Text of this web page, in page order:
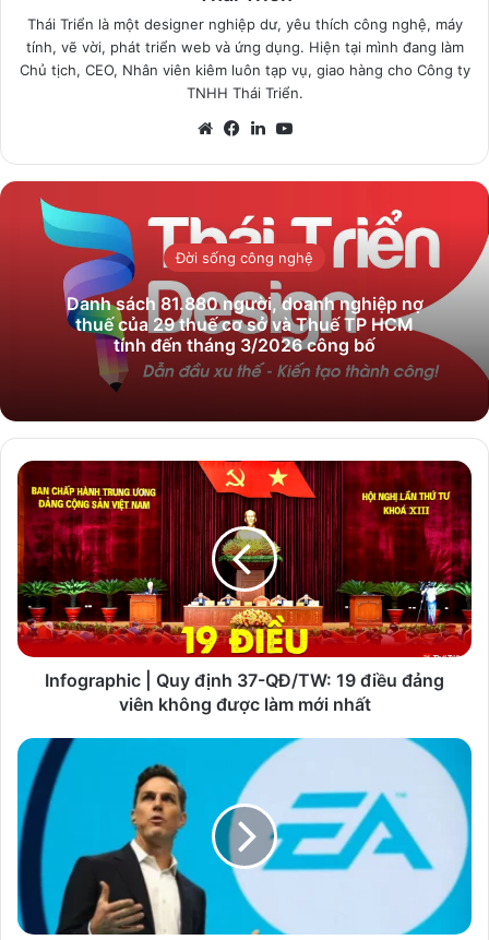
Thái Triển là một designer nghiệp dư, yêu thích công nghệ, máy
tính, vẽ vời, phát triển web và ứng dụng. Hiện tại mình đang làm
Chủ tịch, CEO, Nhân viên kiêm luôn tạp vụ, giao hàng cho Công ty
TNHH Thái Triển.
WebsiteFacebook
LinkedIn
Đời sống công nghệ
Danh sách 81.880‬ người, doanh nghiệp nợ
thuế của 29 thuế cơ sở và Thuế TP HCM
tính đến tháng 3/2026 công bố
Infographic
Quy
định
37-
QĐ/TW:
19
điều
đảng
làm
mới
nhất
Infographic | Quy định 37-QĐ/TW: 19 điều đảng
viên không được làm mới nhất
CEO
của
EA:
game
blockchain
và
là
tương